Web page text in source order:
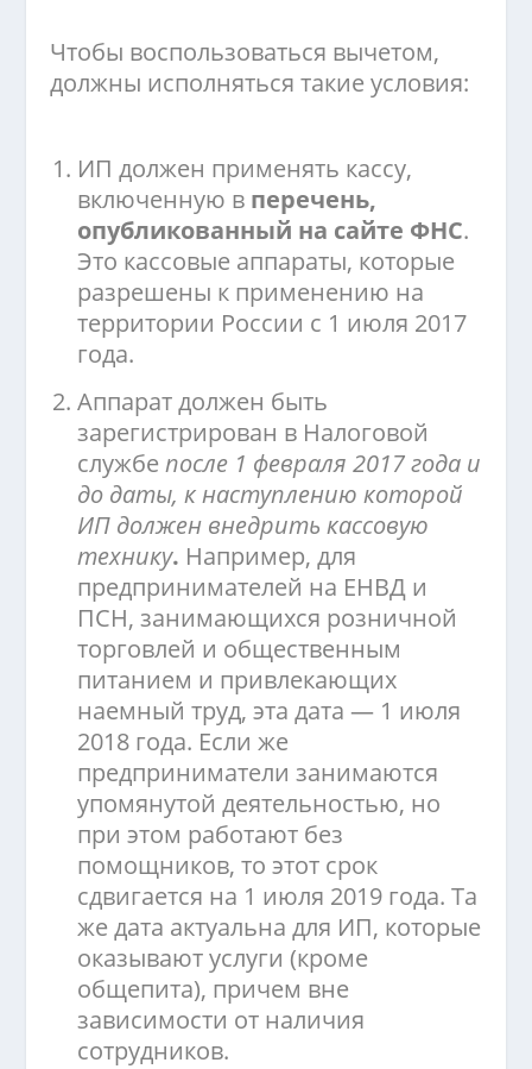
Чтобы воспользоваться вычетом,
должны исполняться такие условия:
ИП должен применять кассу,
включенную в перечень,
опубликованный на сайте ФНС.
Это кассовые аппараты, которые
разрешены к применению на
территории России с 1 июля 2017
года.
Аппарат должен быть
зарегистрирован в Налоговой
службепосле 1 февраля 2017 года и
до даты, к наступлению которой
ИП должен внедрить кассовую
технику. Например, для
предпринимателей на ЕНВД и
ПСН, занимающихся розничной
торговлей и общественным
питанием и привлекающих
наемный труд, эта дата — 1 июля
2018 года. Если же
предприниматели занимаются
упомянутой деятельностью, но
при этом работают без
помощников, то этот срок
сдвигается на 1 июля 2019 года. Та
же дата актуальна для ИП, которые
оказывают услуги (кроме
общепита), причем вне
зависимости от наличия
сотрудников.